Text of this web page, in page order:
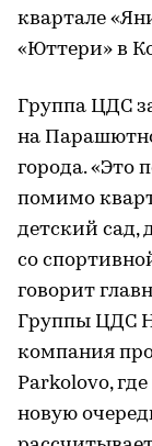
квартале
«Юттери» в
Группа ЦДС
на
города. «Это
помимо
детский сад,
со
говорит
Группы ЦДС
компания
Parkolovo,
новую